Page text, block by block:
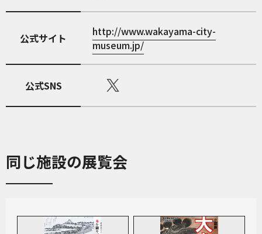
公式サイト
http://www.wakayama-city-
museum.jp/
公式SNS
同じ施設の展覧会